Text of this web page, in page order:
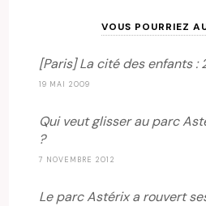
VOUS POURRIEZ
[Paris] La cité des enfants :
19 MAI 2009
Qui veut glisser au parc
?
7 NOVEMBRE 2012
Le parc Astérix a rouvert